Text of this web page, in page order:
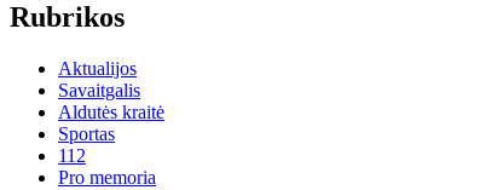
Rubrikos
Aktualijos
Savaitgalis
Aldutės kraitė
Sportas
112
Pro memoria